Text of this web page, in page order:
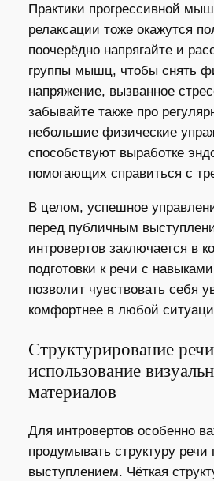
Практики прогрессивной
релаксации тоже окажутся
поочерёдно напрягайте и
группы мышц, чтобы снять
напряжение, вызванное
забывайте также про
небольшие физические
способствуют выработке
помогающих справиться с
В целом, успешное
перед публичным
интровертов заключается в
подготовки к речи с
позволит чувствовать себя
комфортнее в любой
Структурирование
использование
материалов
Для интровертов особенно
продумывать структуру речи
выступлением. Чёткая